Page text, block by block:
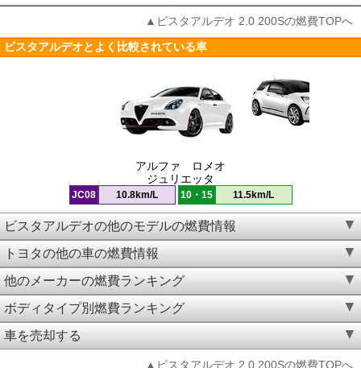
▲ビスタアルデオ 2.0 200Sの燃費TOPへ
ビスタアルデオとよく比較されている車
アルファ ロメオ
ジュリエッタ
JC08 10.8km/L 10・15 11.5km/L
ビスタアルデオの他のモデルの燃費情報
トヨタの他の車の燃費情報
他のメーカーの燃費ランキング
ボディタイプ別燃費ランキング
車を売却する
▲ビスタアルデオ 2.0 200Sの燃費TOPへ